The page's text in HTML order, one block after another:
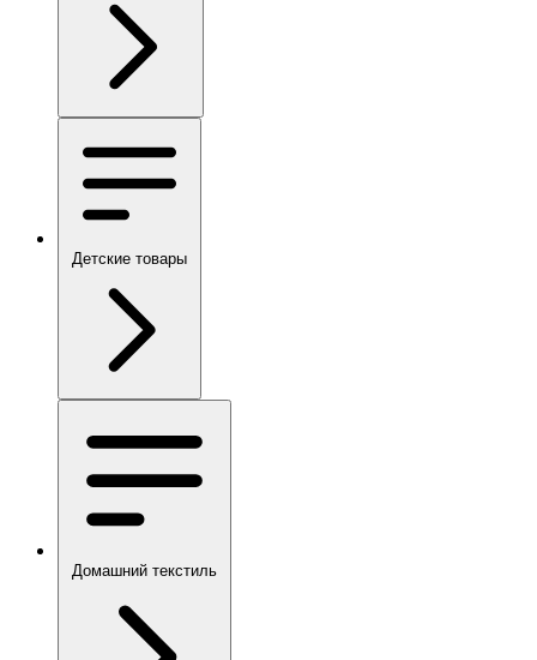
Детские товары
Домашний текстиль